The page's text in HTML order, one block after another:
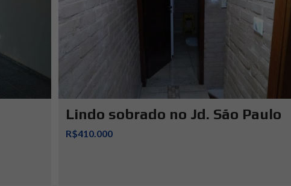
Lindo sobrado no Jd. São Paulo
R$410.000